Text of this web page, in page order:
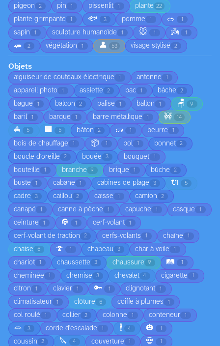
pigeon 2 pin 1 pissenlit 1 plante 22
plante grimpante 1 🐟 3 pomme 1 🥗 1
sapin 1 sculpture humanoïde 1 🐭 1 👼 1
🦔 2 végétation 1 👤 53 visage stylisé 2
Objets
aiguiseur de couteaux électrique 1 antenne 1
appareil photo 1 assiette 2 bac 1 bâche 2
bague 1 balcon 2 balise 1 ballon 1 🪑 9
baril 1 barque 1 barre métallique 1 🚧 14
⛵ 5 🏢 5 bâton 2 🧱 1 beurre 1
bois de chauffage 1 📦 1 bol 1 bonnet 2
boucle d'oreille 2 bouée 3 bouquet 1
bouteille 1 branche 9 brique 1 bûche 2
buste 1 cabane 1 cabines de plage 3 🔌 5
cadre 3 caillou 2 caisse 1 camion 2
canapé 1 canne à pêche 1 capuche 1 casque 1
ceinture 1 🔘 1 cerf-volant 1
cerf-volant de traction 2 cerfs-volants 1 chaîne 1
chaise 6 🍄 1 chapeau 3 char à voile 1
chariot 1 chaussette 3 chaussure 9 🛤️ 1
cheminée 1 chemise 3 chevalet 4 cigarette 1
citron 1 clavier 1 🔑 1 clignotant 1
climatisateur 1 clôture 6 coiffe à plumes 1
col roulé 1 collier 2 colonne 1 conteneur 1
🪢 3 corde d'escalade 1 🕴️ 4 🎃 1
coussin 2 🔪 4 couverture 1 💀 1